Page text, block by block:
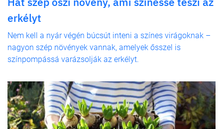
erkélyt
Nem kell a nyár végén búcsút inteni a színes virágoknak –
nagyon szép növények vannak, amelyek ősszel is
színpompássá varázsolják az erkélyt.